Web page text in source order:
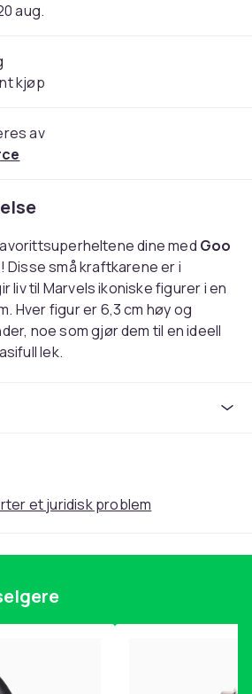
aug.
kjøp
av
dine med Goo
! Disse små kraftkarene er i
liv til Marvels ikoniske figurer i en
Hver figur er 6,3 cm høy og
noe som gjør dem til en ideell
lek.
ganger sin opprinnelige
et juridisk problem